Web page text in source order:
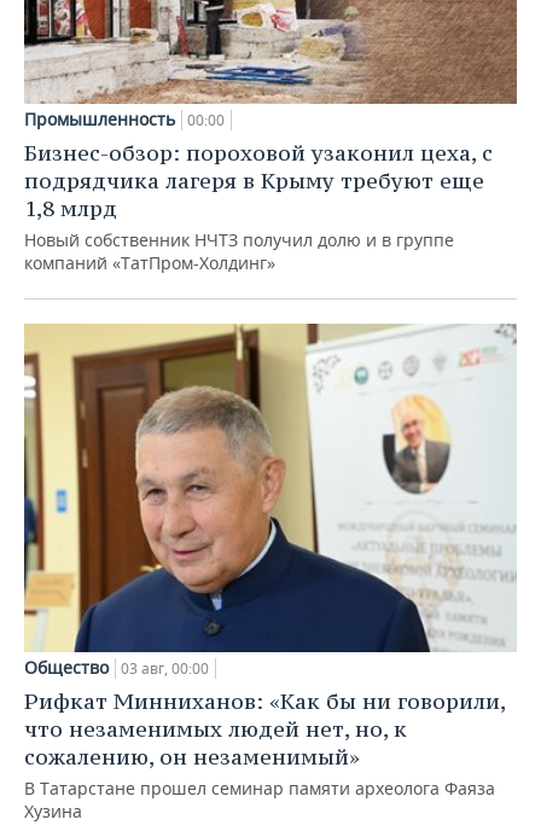
Промышленность 00:00
Бизнес-обзор: пороховой узаконил цеха, с
подрядчика лагеря в Крыму требуют еще
1,8 млрд
Новый собственник НЧТЗ получил долю и в группе
компаний «ТатПром-Холдинг»
Общество 03 авг, 00:00
Рифкат Минниханов: «Как бы ни говорили,
что незаменимых людей нет, но, к
сожалению, он незаменимый»
В Татарстане прошел семинар памяти археолога Фаяза
Хузина